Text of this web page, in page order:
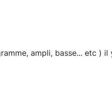
6 ans et qui , une fois
etc ) il y a de quoi s'amuser !